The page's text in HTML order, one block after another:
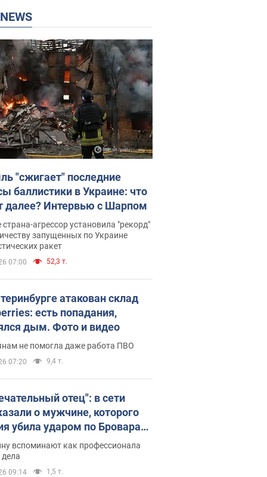
NEWS
"сжигает" последние
баллистики в Украине: что
далее? Интервью с Шарпом
агрессор установила "рекорд"
запущенных по Украине
ракет
07:00 52,3 т.
атакован склад
есть попадания,
дым. Фото и видео
не помогла даже работа ПВО
07:20 9,4 т.
отец": в сети
о мужчине, которого
убила ударом по Броварам.
вспоминают как профессионала
дела
09:14 1,5 т.